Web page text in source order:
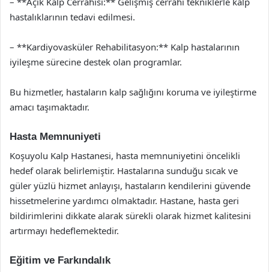
hastalıklarının tedavi edilmesi.
– **Kardiyovasküler Rehabilitasyon:** Kalp hastalarının
iyileşme sürecine destek olan programlar.
Bu hizmetler, hastaların kalp sağlığını koruma ve iyileştirme
amacı taşımaktadır.
Hasta Memnuniyeti
Koşuyolu Kalp Hastanesi, hasta memnuniyetini öncelikli
hedef olarak belirlemiştir. Hastalarına sunduğu sıcak ve
güler yüzlü hizmet anlayışı, hastaların kendilerini güvende
hissetmelerine yardımcı olmaktadır. Hastane, hasta geri
bildirimlerini dikkate alarak sürekli olarak hizmet kalitesini
artırmayı hedeflemektedir.
Eğitim ve Farkındalık